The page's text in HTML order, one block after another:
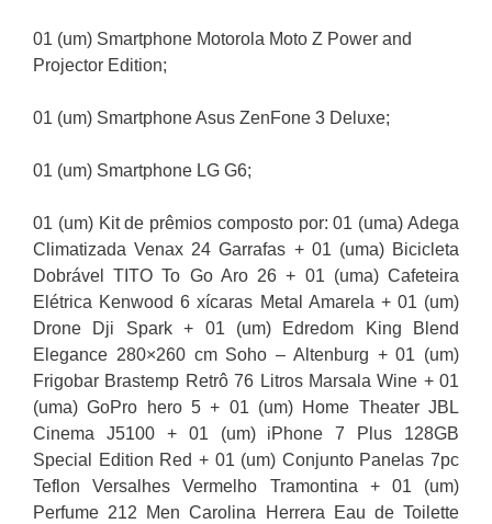
01 (um) Smartphone Motorola Moto Z Power and
Projector Edition;
01 (um) Smartphone Asus ZenFone 3 Deluxe;
01 (um) Smartphone LG G6;
01 (um) Kit de prêmios composto por: 01 (uma) Adega
Climatizada Venax 24 Garrafas + 01 (uma) Bicicleta
Dobrável TITO To Go Aro 26 + 01 (uma) Cafeteira
Elétrica Kenwood 6 xícaras Metal Amarela + 01 (um)
Drone Dji Spark + 01 (um) Edredom King Blend
Elegance 280×260 cm Soho – Altenburg + 01 (um)
Frigobar Brastemp Retrô 76 Litros Marsala Wine + 01
(uma) GoPro hero 5 + 01 (um) Home Theater JBL
Cinema J5100 + 01 (um) iPhone 7 Plus 128GB
Special Edition Red + 01 (um) Conjunto Panelas 7pc
Teflon Versalhes Vermelho Tramontina + 01 (um)
Perfume 212 Men Carolina Herrera Eau de Toilette